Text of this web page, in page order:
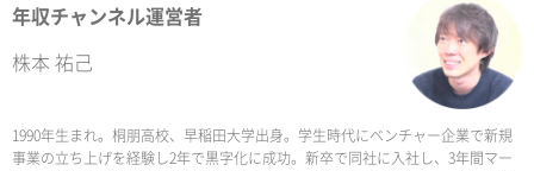
年収チャンネル運営者
株本 祐己
1990年生まれ。桐朋高校、早稲田大学出身。学生時代にベンチャー企業で新規
事業の立ち上げを経験し2年で黒字化に成功。新卒で同社に入社し、3年間マー